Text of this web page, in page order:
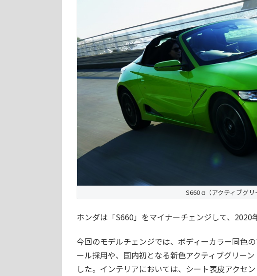
S660 α（アクティブグリ
ホンダは「S660」をマイナーチェンジして、2020
今回のモデルチェンジでは、ボディーカラー同色
ール採用や、国内初となる新色アクティブグリー
した。インテリアにおいては、シート表皮アクセ